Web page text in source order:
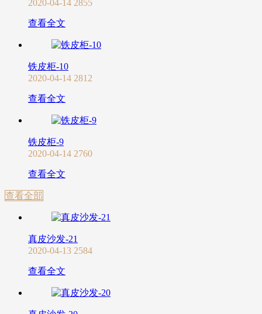
2020-04-14 2855
查看全文
铁皮柜-10
2020-04-14 2812
查看全文
铁皮柜-9
2020-04-14 2760
查看全文
查看全部
真皮沙发-21
2020-04-13 2584
查看全文